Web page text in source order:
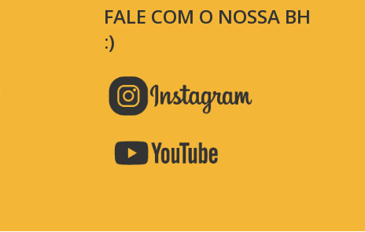
FALE COM O NOSSA BH
:)